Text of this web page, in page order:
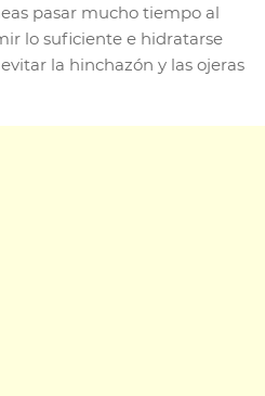
pasar mucho tiempo al
lo suficiente e hidratarse
la hinchazón y las ojeras